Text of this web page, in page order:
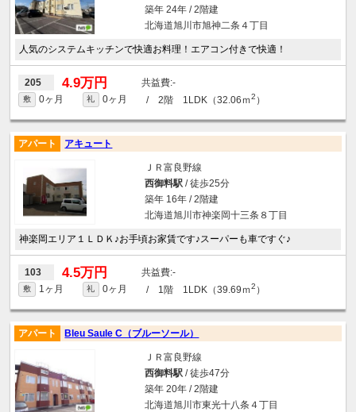
築年 24年 / 2階建
北海道旭川市旭神二条４丁目
人気のシステムキッチンで快適お料理！エアコン付きで快適！
205 4.9万円 -
敷 0ヶ月 礼 0ヶ月 / 2階 1LDK（32.06ｍ2 ）
アパート アキュート
ＪＲ富良野線
西御料駅/ 徒歩25分
築年 16年 / 2階建
北海道旭川市神楽岡十三条８丁目
神楽岡エリア１ＬＤＫ♪お手頃お家賃です♪スーパーも車ですぐ♪
103 4.5万円 -
敷 1ヶ月 礼 0ヶ月 / 1階 1LDK（39.69ｍ2 ）
アパート Bleu Saule C（ブルーソール）
ＪＲ富良野線
西御料駅/ 徒歩47分
築年 20年 / 2階建
北海道旭川市東光十八条４丁目